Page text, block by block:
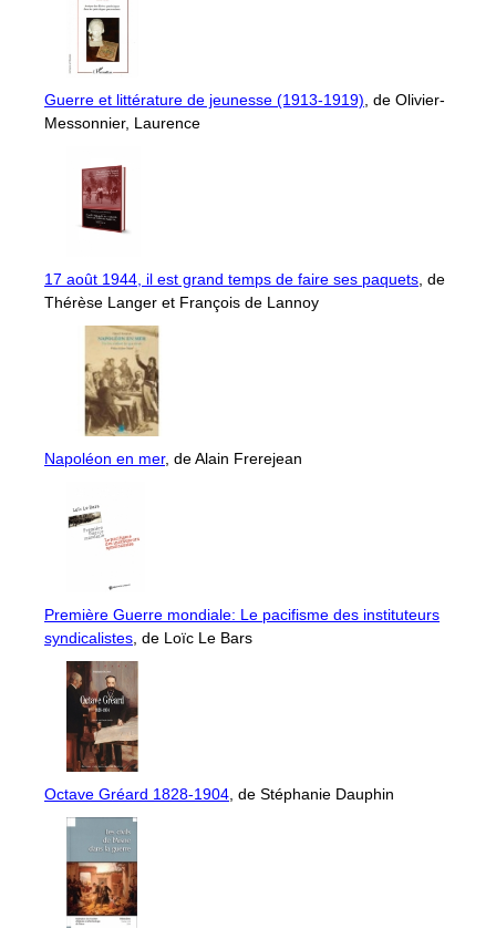
Guerre et littérature de jeunesse (1913-1919) , de Olivier-
Messonnier, Laurence
17 août 1944, il est grand temps de faire ses paquets , de
Thérèse Langer et François de Lannoy
Napoléon en mer, de Alain Frerejean
Première Guerre mondiale: Le pacifisme des instituteurs
syndicalistes , de Loïc Le Bars
Octave Gréard 1828-1904 , de Stéphanie Dauphin